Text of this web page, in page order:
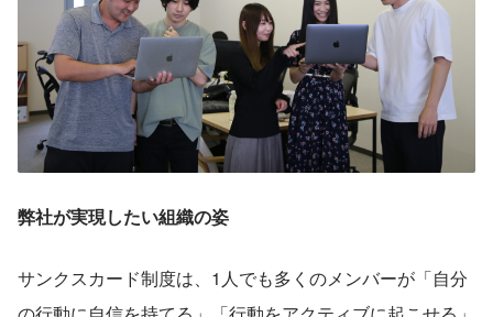
弊社が実現したい組織の姿
サンクスカード制度は、1人でも多くのメンバーが「自分